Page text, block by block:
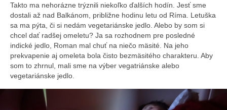
Takto ma nehorázne trýznili niekoľko ďalších hodín. Jesť sme
dostali až nad Balkánom, približne hodinu letu od Ríma. Letuška
sa ma pýta, či si nedám vegetariánske jedlo. Alebo by som si
chcel dať radšej omeletu? Ja sa rozhodnem pre posledné
indické jedlo, Roman mal chuť na niečo mäsité. Na jeho
prekvapenie aj omeleta bola čisto bezmäsitého charakteru. Aby
som to zhrnul, mali sme na výber vegatriánske alebo
vegetariánske jedlo.